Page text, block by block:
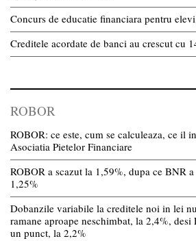
Concurs de educatie financiara pentru
Creditele acordate de banci au crescut cu
ROBOR
ROBOR: ce este, cum se calculeaza, ce il
Asociatia Pietelor Financiare
ROBOR a scazut la 1,59%, dupa ce BNR
1,25%
Dobanzile variabile la creditele noi in lei
ramane aproape neschimbat, la 2,4%, desi
un punct, la 2,2%